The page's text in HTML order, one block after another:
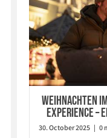
Weihnachten
Experience –
30. October 2025 | 0